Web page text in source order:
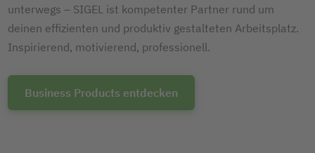
unterwegs – SIGEL ist kompetenter Partner rund um
deinen effizienten und produktiv gestalteten Arbeitsplatz.
Inspirierend, motivierend, professionell.
Business Products entdecken